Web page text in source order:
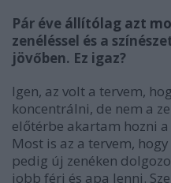
Pár éve állítólag azt
zenéléssel és a
jövőben. Ez igaz?
Igen, az volt a tervem,
koncentrálni, de nem a
előtérbe akartam hozni
Most is az a tervem,
pedig új zenéken
jobb férj és apa lenni.